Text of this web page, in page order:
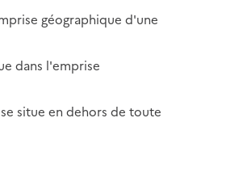
géographique d'une
dans l'emprise
situe en dehors de toute